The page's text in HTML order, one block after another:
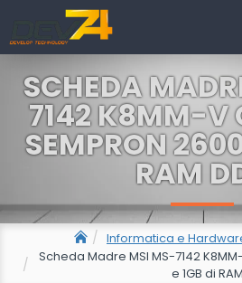
Informatica e
Scheda Madre MSI MS-7142
e 1GB di
SCHEDA
7142 K8MM-V
SEMPRON
RAM